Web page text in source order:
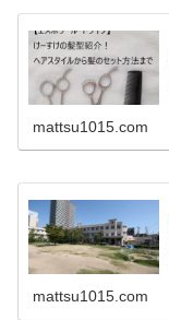
mattsu1015.com
mattsu1015.com